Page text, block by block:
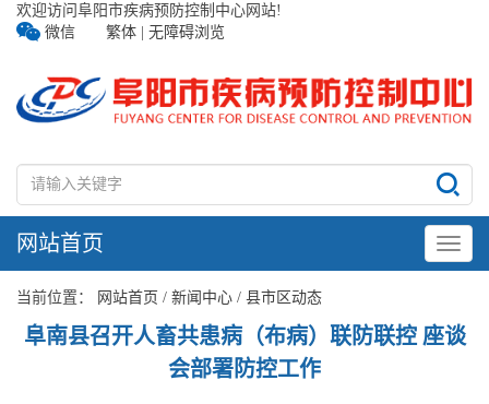
欢迎访问阜阳市疾病预防控制中心网站!
微信
繁体 无障碍浏览
网站首页
当前位置： 网站首页 / 新闻中心 / 县市区动态
阜南县召开人畜共患病（布病）联防联控 座谈
会部署防控工作